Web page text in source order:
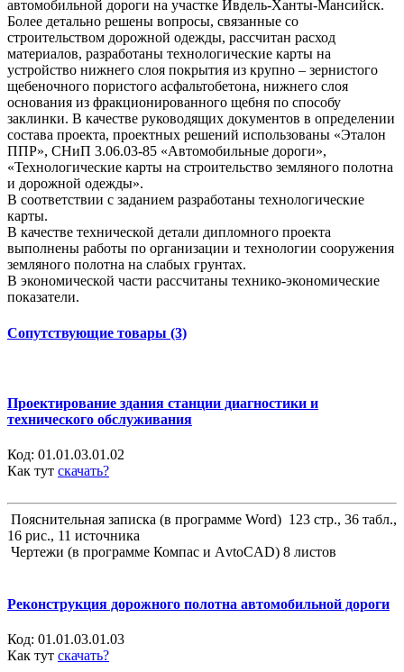
автомобильной дороги на участке Ивдель-Ханты-Мансийск.
Более детально решены вопросы, связанные со
строительством дорожной одежды, рассчитан расход
материалов, разработаны технологические карты на
устройство нижнего слоя покрытия из крупно – зернистого
щебеночного пористого асфальтобетона, нижнего слоя
основания из фракционированного щебня по способу
заклинки. В качестве руководящих документов в определении
состава проекта, проектных решений использованы «Эталон
ППР», СНиП 3.06.03-85 «Автомобильные дороги»,
«Технологические карты на строительство земляного полотна
и дорожной одежды».
В соответствии с заданием разработаны технологические
карты.
В качестве технической детали дипломного проекта
выполнены работы по организации и технологии сооружения
земляного полотна на слабых грунтах.
В экономической части рассчитаны технико-экономические
показатели.
Сопутствующие товары (3)
Проектирование здания станции диагностики и
технического обслуживания
Код: 01.01.03.01.02
Как тут скачать?
Пояснительная записка (в программе Word) 123 стр., 36 табл.,
16 рис., 11 источника
Чертежи (в программе Компас и АvtoCAD) 8 листов
Реконструкция дорожного полотна автомобильной дороги
Код: 01.01.03.01.03
Как тут скачать?